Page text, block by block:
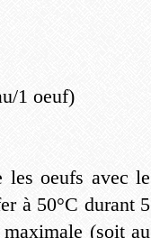
1 oeuf)
les oeufs avec le
à 50°C durant 5
(soit au